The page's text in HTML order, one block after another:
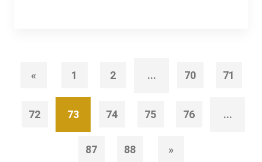
« 1 2 ... 70 71
72 73 74 75 76 ...
87 88 »